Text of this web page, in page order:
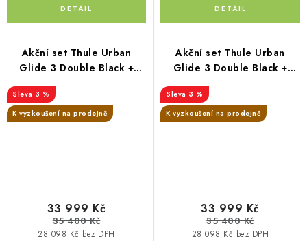
Akční set Thule Urban
Glide 3 Double Black +
korba black + autosedačka
Joie+ i-Base
3 %
K vyzkoušení na prodejně
28 098 Kč bez DPH
33 999 Kč
35 400 Kč
Akční set Thule Urban
Glide 3 Double Black +
korba Tinted taupe +
autosedačka Joie Shale+ i-
Base
3 %
K vyzkoušení na prodejně
28 098 Kč bez DPH
33 999 Kč
35 400 Kč